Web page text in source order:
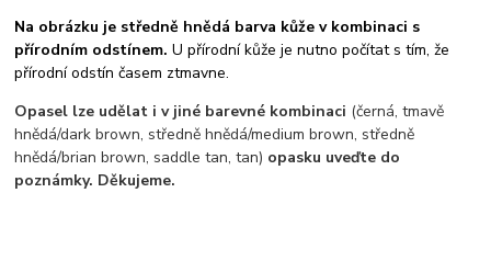
Na obrázku je středně hnědá barva kůže v kombinaci s
přírodním odstínem.U přírodní kůže je nutno počítat s tím, že
přírodní odstín časem ztmavne.
Opasel lze udělat i v jiné barevné kombinaci (černá, tmavě
hnědá/dark brown, středně hnědá/medium brown, středně
hnědá/brian brown, saddle tan, tan) opasku uveďte do
poznámky. Děkujeme.